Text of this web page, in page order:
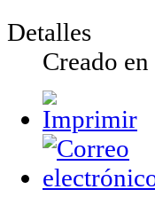
Detalles
Creado en